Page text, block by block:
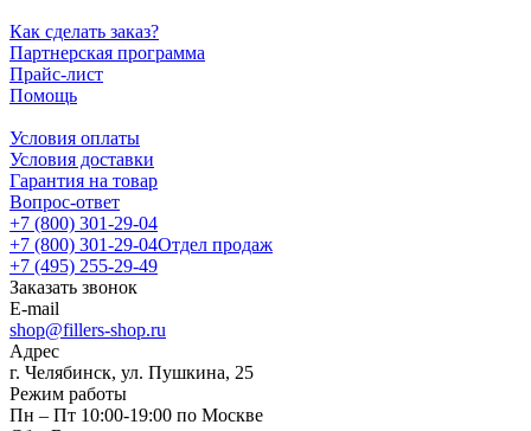
Как сделать заказ?
Партнерская программа
Прайс-лист
Помощь
Условия оплаты
Условия доставки
Гарантия на товар
Вопрос-ответ
+7 (800) 301-29-04
+7 (800) 301-29-04Отдел продаж
+7 (495) 255-29-49
Заказать звонок
E-mail
shop@fillers-shop.ru
Адрес
г. Челябинск, ул. Пушкина, 25
Режим работы
Пн – Пт 10:00-19:00 по Москве